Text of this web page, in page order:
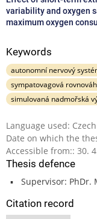
variability and oxygen
maximum oxygen
Keywords
autonomní nervový
sympatovagová
simulovaná nadmořská
Language used: Czech
Date on which the
Accessible from:: 30.
Thesis defence
Supervisor: PhDr.
Citation record